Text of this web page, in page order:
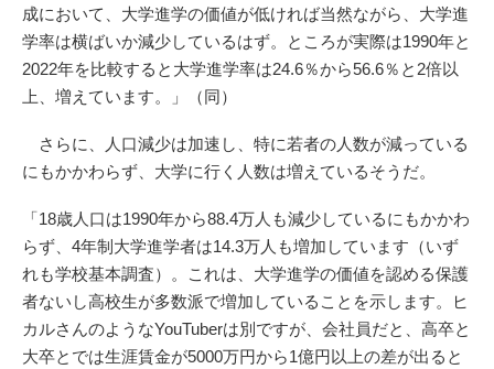
成において、大学進学の価値が低ければ当然ながら、大学進
学率は横ばいか減少しているはず。ところが実際は1990年と
2022年を比較すると大学進学率は24.6％から56.6％と2倍以
上、増えています。」（同）
さらに、人口減少は加速し、特に若者の人数が減っている
にもかかわらず、大学に行く人数は増えているそうだ。
「18歳人口は1990年から88.4万人も減少しているにもかかわ
らず、4年制大学進学者は14.3万人も増加しています（いず
れも学校基本調査）。これは、大学進学の価値を認める保護
者ないし高校生が多数派で増加していることを示します。ヒ
カルさんのようなYouTuberは別ですが、会社員だと、高卒と
大卒とでは生涯賃金が5000万円から1億円以上の差が出ると